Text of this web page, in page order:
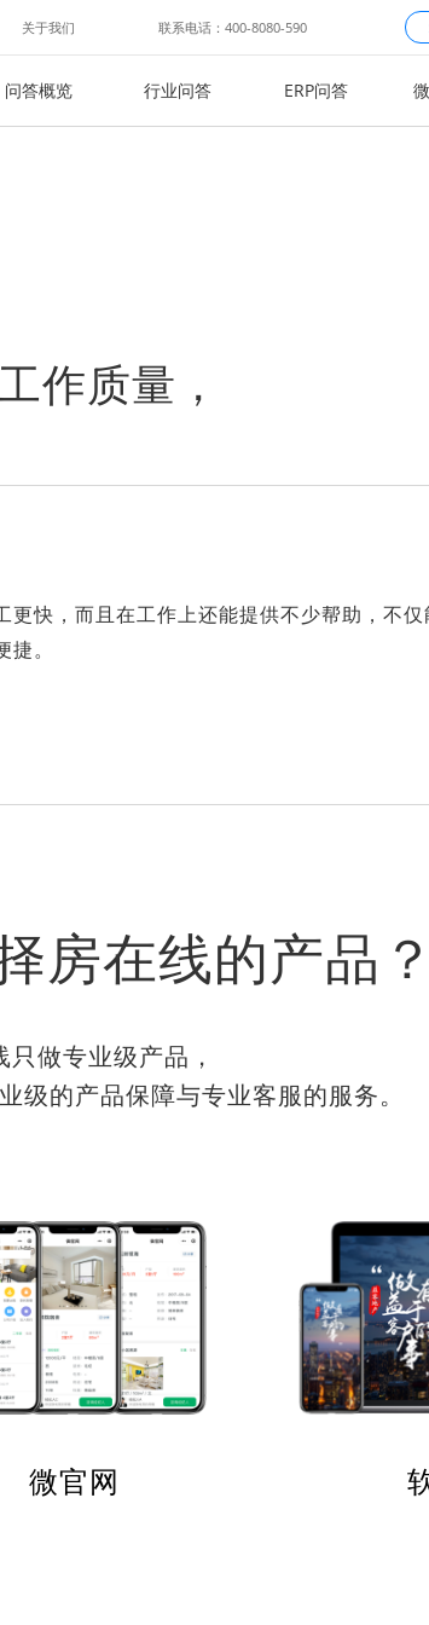
关于我们 联系电话：400-8080-590
问答概览 行业问答 ERP问答
作质量，
快，而且在工作上还能提供不少帮助，不
捷。
房在线的产品？
只做专业级产品，
级的产品保障与专业客服的服务。
微官网